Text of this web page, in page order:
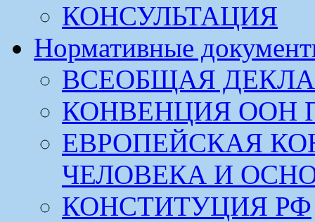
КОНСУЛЬТАЦИЯ
Нормативные
ВСЕОБЩАЯ
КОНВЕНЦИЯ ООН
ЕВРОПЕЙСКАЯ
ЧЕЛОВЕКА И
КОНСТИТУЦИЯ РФ